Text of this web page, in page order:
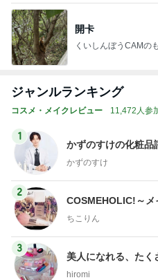
開卡
くいしんぼうCAMの
ジャンルランキング
コスメ・メイクレビュー 11,472人参
1
かずのすけの化粧品
かずのすけ
2
COSMEHOLIC!～メ
ちこりん
3
美人になれる、たく
hiromi